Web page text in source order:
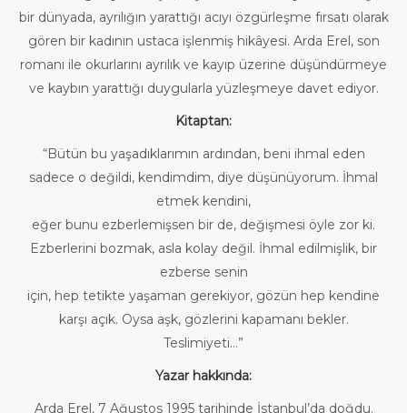
bir dünyada, ayrılığın yarattığı acıyı özgürleşme fırsatı olarak
gören bir kadının ustaca işlenmiş hikâyesi. Arda Erel, son
romanı ile okurlarını ayrılık ve kayıp üzerine düşündürmeye
ve kaybın yarattığı duygularla yüzleşmeye davet ediyor.
Kitaptan:
“Bütün bu yaşadıklarımın ardından, beni ihmal eden
sadece o değildi, kendimdim, diye düşünüyorum. İhmal
etmek kendini,
eğer bunu ezberlemişsen bir de, değişmesi öyle zor ki.
Ezberlerini bozmak, asla kolay değil. İhmal edilmişlik, bir
ezberse senin
için, hep tetikte yaşaman gerekiyor, gözün hep kendine
karşı açık. Oysa aşk, gözlerini kapamanı bekler.
Teslimiyeti…”
Yazar hakkında:
Arda Erel, 7 Ağustos 1995 tarihinde İstanbul’da doğdu.